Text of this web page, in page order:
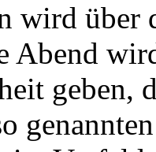
wird über
Abend
geben,